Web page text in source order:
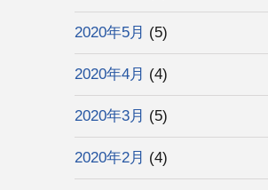
2020年5月 (5)
2020年4月 (4)
2020年3月 (5)
2020年2月 (4)